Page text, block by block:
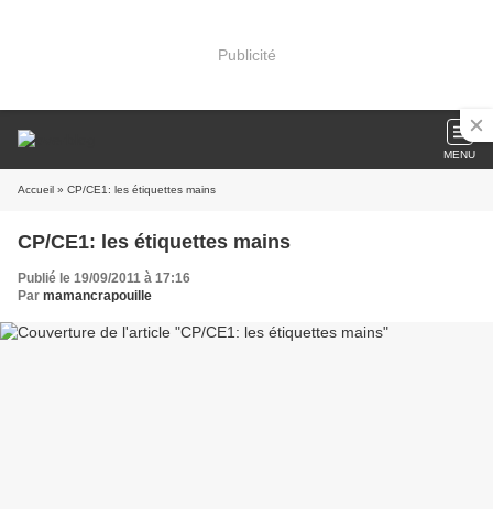
Publicité
MENU
Accueil » CP/CE1: les étiquettes mains
CP/CE1: les étiquettes mains
Publié le 19/09/2011 à 17:16
Par mamancrapouille